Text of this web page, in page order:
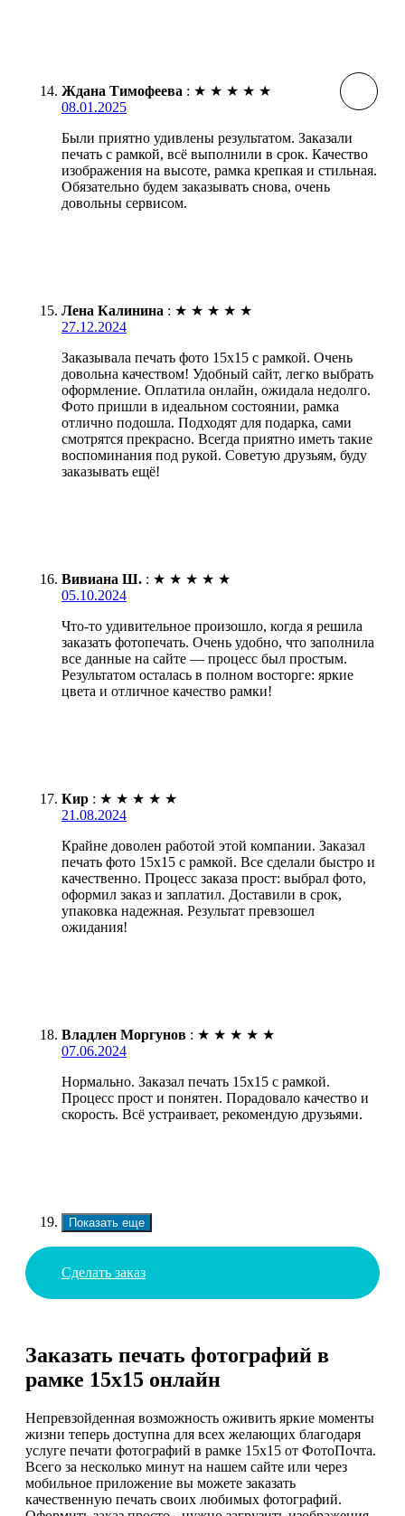
Ждана Тимофеева : ★ ★ ★ ★ ★
08.01.2025
Были приятно удивлены результатом. Заказали
печать с рамкой, всё выполнили в срок. Качество
изображения на высоте, рамка крепкая и стильная.
Обязательно будем заказывать снова, очень
довольны сервисом.
Лена Калинина : ★ ★ ★ ★ ★
27.12.2024
Заказывала печать фото 15х15 с рамкой. Очень
довольна качеством! Удобный сайт, легко выбрать
оформление. Оплатила онлайн, ожидала недолго.
Фото пришли в идеальном состоянии, рамка
отлично подошла. Подходят для подарка, сами
смотрятся прекрасно. Всегда приятно иметь такие
воспоминания под рукой. Советую друзьям, буду
заказывать ещё!
Вивиана Ш. : ★ ★ ★ ★ ★
05.10.2024
Что-то удивительное произошло, когда я решила
заказать фотопечать. Очень удобно, что заполнила
все данные на сайте — процесс был простым.
Результатом осталась в полном восторге: яркие
цвета и отличное качество рамки!
Кир : ★ ★ ★ ★ ★
21.08.2024
Крайне доволен работой этой компании. Заказал
печать фото 15х15 с рамкой. Все сделали быстро и
качественно. Процесс заказа прост: выбрал фото,
оформил заказ и заплатил. Доставили в срок,
упаковка надежная. Результат превзошел
ожидания!
Владлен Моргунов : ★ ★ ★ ★ ★
07.06.2024
Нормально. Заказал печать 15х15 с рамкой.
Процесс прост и понятен. Порадовало качество и
скорость. Всё устраивает, рекомендую друзьями.
Показать еще
Сделать заказ
Заказать печать фотографий в
рамке 15х15 онлайн
Непревзойденная возможность оживить яркие моменты
жизни теперь доступна для всех желающих благодаря
услуге печати фотографий в рамке 15х15 от ФотоПочта.
Всего за несколько минут на нашем сайте или через
мобильное приложение вы можете заказать
качественную печать своих любимых фотографий.